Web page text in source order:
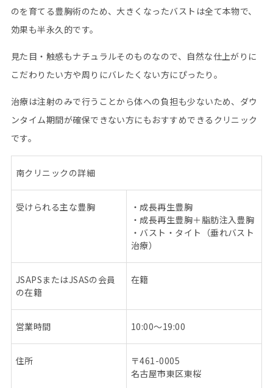
のを育てる豊胸術のため、大きくなったバストは全て本物で、
効果も半永久的です。
見た目・触感もナチュラルそのものなので、自然な仕上がりに
こだわりたい方や周りにバレたくない方にぴったり。
治療は注射のみで行うことから体への負担も少ないため、ダウ
ンタイム期間が確保できない方にもおすすめできるクリニック
です。
南クリニックの詳細
受けられる主な豊胸
・成長再生豊胸
・成長再生豊胸＋脂肪注入豊胸
・バスト・タイト（垂れバスト
治療）
JSAPSまたはJSASの会員
の在籍
在籍
営業時間 10:00～19:00
住所 〒461-0005
名古屋市東区東桜